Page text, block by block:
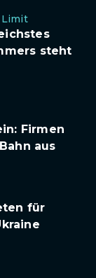
Limit
steht
Firmen
aus
für